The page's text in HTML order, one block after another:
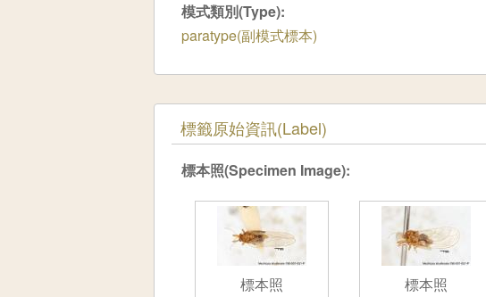
模式類別(Type):
paratype(副模式標本)
隱藏
標籤原始資訊(Label)
標本照(Specimen Image):
標本照
標本照